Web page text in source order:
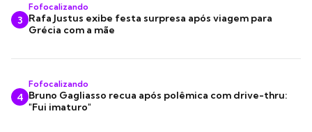
3
Fofocalizando
Rafa Justus exibe festa surpresa após viagem para
Grécia com a mãe
4
Fofocalizando
Bruno Gagliasso recua após polêmica com drive-thru:
"Fui imaturo"